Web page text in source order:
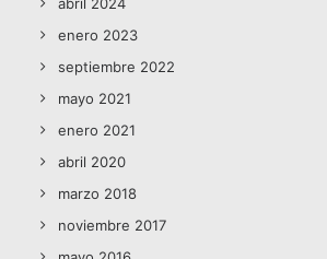
enero 2023
septiembre 2022
mayo 2021
enero 2021
abril 2020
marzo 2018
noviembre 2017